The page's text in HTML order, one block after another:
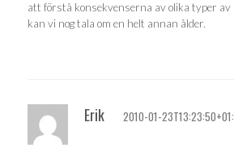
att förstå konsekvenserna av olika typer av
kan vi nog tala om en helt annan ålder.
Erik 2010-01-